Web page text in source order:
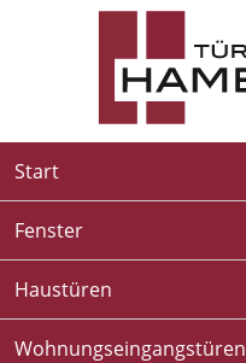
Start
Fenster
Haustüren
Wohnungseingangstüren